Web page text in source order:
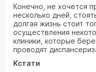
Конечно, не хочется
несколько дней,
долгая жизнь стоит
осуществления
клиники, которые
проводят
Кстати